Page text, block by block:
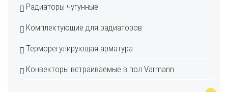
Радиаторы чугунные
Комплектующие для радиаторов
Терморегулирующая арматура
Конвекторы встраиваемые в пол Varmann